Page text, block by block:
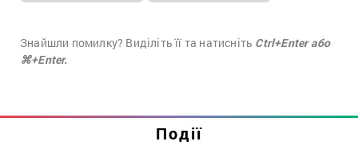
Знайшли помилку? Виділіть її та натисніть Ctrl+Enter або
⌘+Enter.
Події